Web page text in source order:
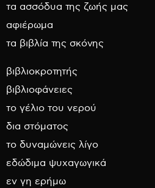
τα ασσόδυα της ζωής μας
αφιέρωμα
τα βιβλία της σκόνης
βιβλιοκροτητής
βιβλιοφάνειες
το γέλιο του νερού
δια στόματος
το δυναμώνεις λίγο
εδώδιμα ψυχαγωγικά
εν γη ερήμω